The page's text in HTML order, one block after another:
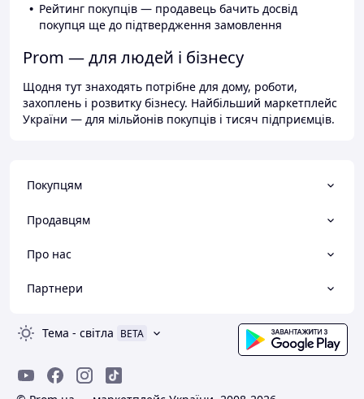
Рейтинг покупців — продавець бачить досвід
покупця ще до підтвердження замовлення
Prom — для людей і бізнесу
Щодня тут знаходять потрібне для дому, роботи,
захоплень і розвитку бізнесу. Найбільший маркетплейс
України — для мільйонів покупців і тисяч підприємців.
Покупцям
Продавцям
Про нас
Партнери
Тема - світла BETA